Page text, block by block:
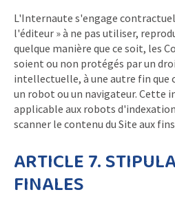
L'Internaute s'engage
l'éditeur » à ne pas utiliser,
quelque manière que ce soit, les
soient ou non protégés par un
intellectuelle, à une autre fin que
un robot ou un navigateur. Cette
applicable aux robots
scanner le contenu du Site aux
ARTICLE 7.
FINALES